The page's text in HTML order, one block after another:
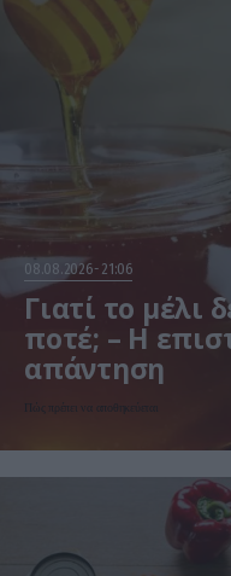
08.08.2026 21:06
Γιατί το μέλι
ποτέ; – Η
απάντηση
Πώς πρέπει να αποθηκεύεται